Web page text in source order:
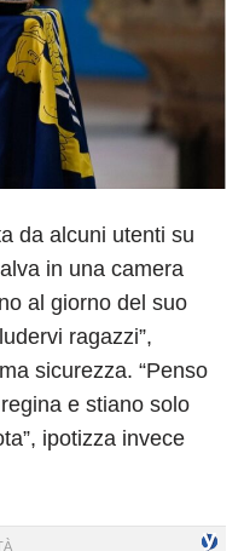
da alcuni utenti su
in una camera
al giorno del suo
ragazzi”,
sicurezza. “Penso
e stiano solo
ipotizza invece